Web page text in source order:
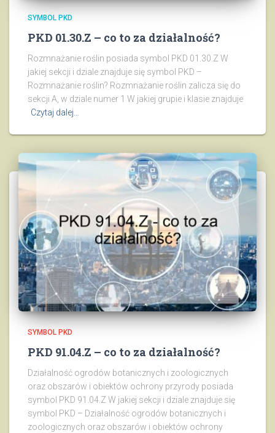
SYMBOL PKD
PKD 01.30.Z – co to za działalność?
Rozmnażanie roślin posiada symbol PKD 01.30.Z W
jakiej sekcji i dziale znajduje się symbol PKD –
Rozmnażanie roślin? Rozmnażanie roślin zalicza się do
sekcji A, w dziale numer 1 W jakiej grupie i klasie znajduje
Czytaj dalej…
SYMBOL PKD
PKD 91.04.Z – co to za działalność?
Działalność ogrodów botanicznych i zoologicznych
oraz obszarów i obiektów ochrony przyrody posiada
symbol PKD 91.04.Z W jakiej sekcji i dziale znajduje się
symbol PKD – Działalność ogrodów botanicznych i
zoologicznych oraz obszarów i obiektów ochrony